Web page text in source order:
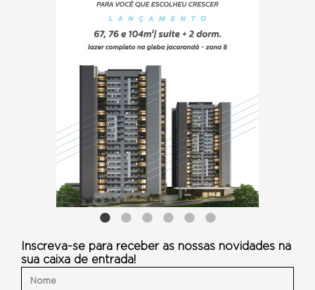
Inscreva-se para receber as nossas novidades na
sua caixa de entrada!